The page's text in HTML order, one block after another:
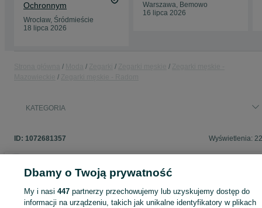
Ochronnym
Wrocław, Śródmieście
18 lipca 2026
Warszawa, Bemowo
16 lipca 2026
KATEGORIA
ID: 1072681357 Wyświetlenia:
Zaloguj się lub załóż konto na OLX, aby skontaktować się z
sprzedającym
Dbamy o Twoją prywatność
My i nasi447 partnerzy przechowujemy lub uzyskujemy dostęp do
informacji na urządzeniu, takich jak unikalne identyfikatory w plikach